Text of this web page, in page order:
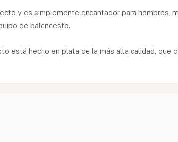
y es simplemente encantador para hombres,
de baloncesto.
está hecho en plata de la más alta calidad, que